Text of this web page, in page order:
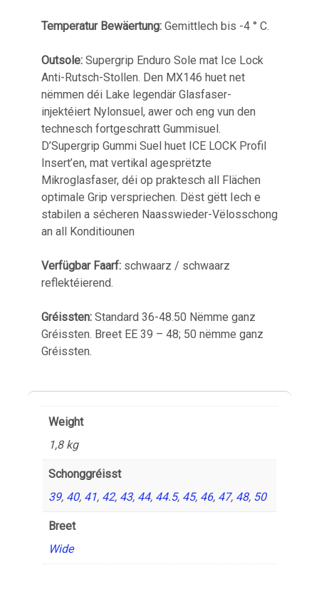
Temperatur Bewäertung: Gemittlech bis -4 ° C.
Outsole: Supergrip Enduro Sole mat Ice Lock
Anti-Rutsch-Stollen. Den MX146 huet net
nëmmen déi Lake legendär Glasfaser-
injektéiert Nylonsuel, awer och eng vun den
technesch fortgeschratt Gummisuel.
D’Supergrip Gummi Suel huet ICE LOCK Profil
Insert’en, mat vertikal agesprëtzte
Mikroglasfaser, déi op praktesch all Flächen
optimale Grip verspriechen. Dëst gëtt Iech e
stabilen a sécheren Naasswieder-Vëlosschong
an all Konditiounen
Verfügbar Faarf: schwaarz / schwaarz
reflektéierend.
Gréissten: Standard 36-48.50 Nëmme ganz
Gréissten. Breet EE 39 – 48; 50 nëmme ganz
Gréissten.
Weight
1,8 kg
Schonggréisst
39, 40, 41, 42, 43, 44, 44.5, 45, 46, 47, 48, 50
Breet
Wide